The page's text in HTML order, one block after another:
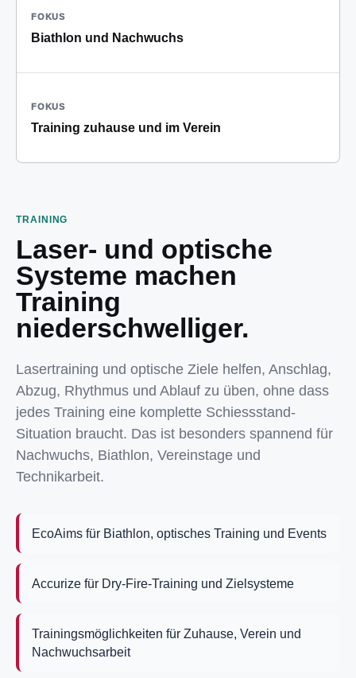
FOKUS
Biathlon und Nachwuchs
FOKUS
Training zuhause und im Verein
TRAINING
Laser- und optische
Systeme machen
Training
niederschwelliger.
Lasertraining und optische Ziele helfen, Anschlag,
Abzug, Rhythmus und Ablauf zu üben, ohne dass
jedes Training eine komplette Schiessstand-
Situation braucht. Das ist besonders spannend für
Nachwuchs, Biathlon, Vereinstage und
Technikarbeit.
EcoAims für Biathlon, optisches Training und Events
Accurize für Dry-Fire-Training und Zielsysteme
Trainingsmöglichkeiten für Zuhause, Verein und
Nachwuchsarbeit